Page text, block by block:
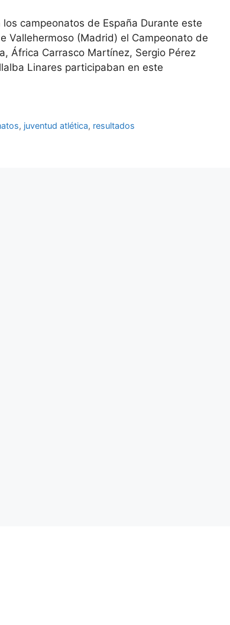
campeonatos de España Durante este
Vallehermoso (Madrid) el Campeonato de
África Carrasco Martínez, Sergio Pérez
Linares participaban en este
, juventud atlética, resultados